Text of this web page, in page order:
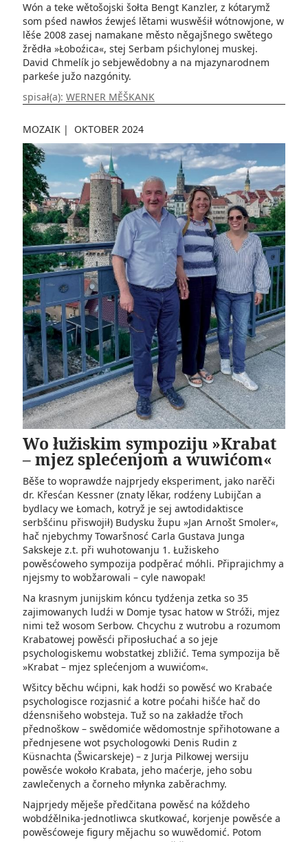
Wón a teke wětošojski šołta Bengt Kanzler, z kótarymž
som pśed nawłos źewjeś lětami wuswěśił wótnowjone, w
lěśe 2008 zasej namakane město něgajšnego swětego
žrědła »Łoboźica«, stej Serbam pśichylonej muskej.
David Chmelík jo sebjewědobny a na mjazynarodnem
parkeśe južo nazgónity.
spisał(a): WERNER MĚŠKANK
MOZAIK | OKTOBER 2024
Wo łužiskim sympoziju »Krabat
– mjez splećenjom a wuwićom«
Běše to woprawdźe najprjedy eksperiment, jako narěči
dr. Křesćan Kessner (znaty lěkar, rodźeny Lubijčan a
bydlacy we Łomach, kotryž je sej awtodidaktisce
serbšćinu přiswojił) Budysku župu »Jan Arnošt Smoler«,
hač njebychmy Towaršnosć Carla Gustava Junga
Sakskeje z.t. při wuhotowanju 1. Łužiskeho
powěsćoweho sympozija podpěrać móhli. Připrajichmy a
njejsmy to wobžarowali – cyle nawopak!
Na krasnym junijskim kóncu tydźenja zetka so 35
zajimowanych ludźi w Domje tysac hatow w Stróži, mjez
nimi tež wosom Serbow. Chcychu z wutrobu a rozumom
Krabatowej powěsći připosłuchać a so jeje
psychologiskemu wobstatkej zbližić. Tema sympozija bě
»Krabat – mjez splećenjom a wuwićom«.
Wšitcy běchu wćipni, kak hodźi so powěsć wo Krabaće
psychologisce rozjasnić a kotre poćahi hišće hač do
dźensnišeho wobsteja. Tuž so na zakładźe třoch
přednoškow – swědomiće wědomostnje spřihotowane a
přednjesene wot psychologowki Denis Rudin z
Küsnachta (Šwicarskeje) – z Jurja Pilkowej wersiju
powěsće wokoło Krabata, jeho maćerje, jeho sobu
zawlečenych a čorneho młynka zaběrachmy.
Najprjedy měješe předčitana powěsć na kóždeho
wobdźělnika-jednotliwca skutkować, korjenje powěsće a
powěsćoweje figury mějachu so wuwědomić. Potom